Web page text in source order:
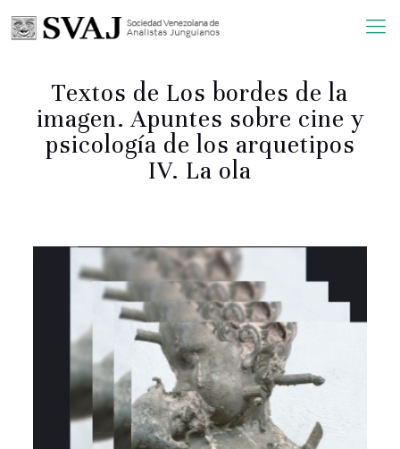
Textos de Los bordes de la
imagen. Apuntes sobre cine y
psicología de los arquetipos
IV. La ola